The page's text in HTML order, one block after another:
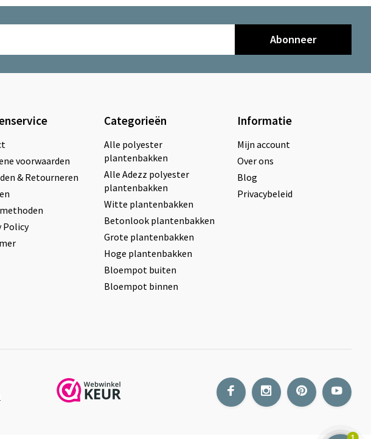
Abonneer
voorwaarden
& Retourneren
Policy
Categorieën
Alle polyester
plantenbakken
Alle Adezz polyester
plantenbakken
Witte plantenbakken
Betonlook plantenbakken
Grote plantenbakken
Hoge plantenbakken
Bloempot buiten
Bloempot binnen
Informatie
Mijn account
Over ons
Blog
Privacybeleid